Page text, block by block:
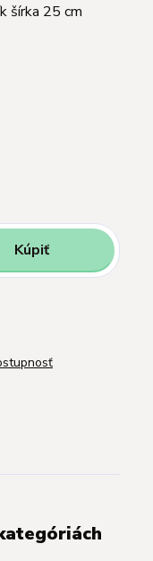
šírka 25 cm
Kúpiť